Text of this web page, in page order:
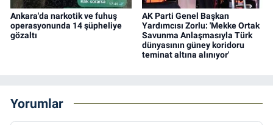
Ankara'da narkotik ve fuhuş
operasyonunda 14 şüpheliye
gözaltı
AK Parti Genel Başkan
Yardımcısı Zorlu: 'Mekke Ortak
Savunma Anlaşmasıyla Türk
dünyasının güney koridoru
teminat altına alınıyor'
Yorumlar